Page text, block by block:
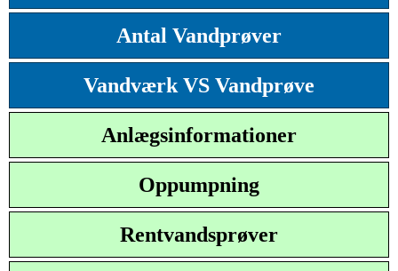
Antal Vandprøver
Vandværk VS Vandprøve
Anlægsinformationer
Oppumpning
Rentvandsprøver